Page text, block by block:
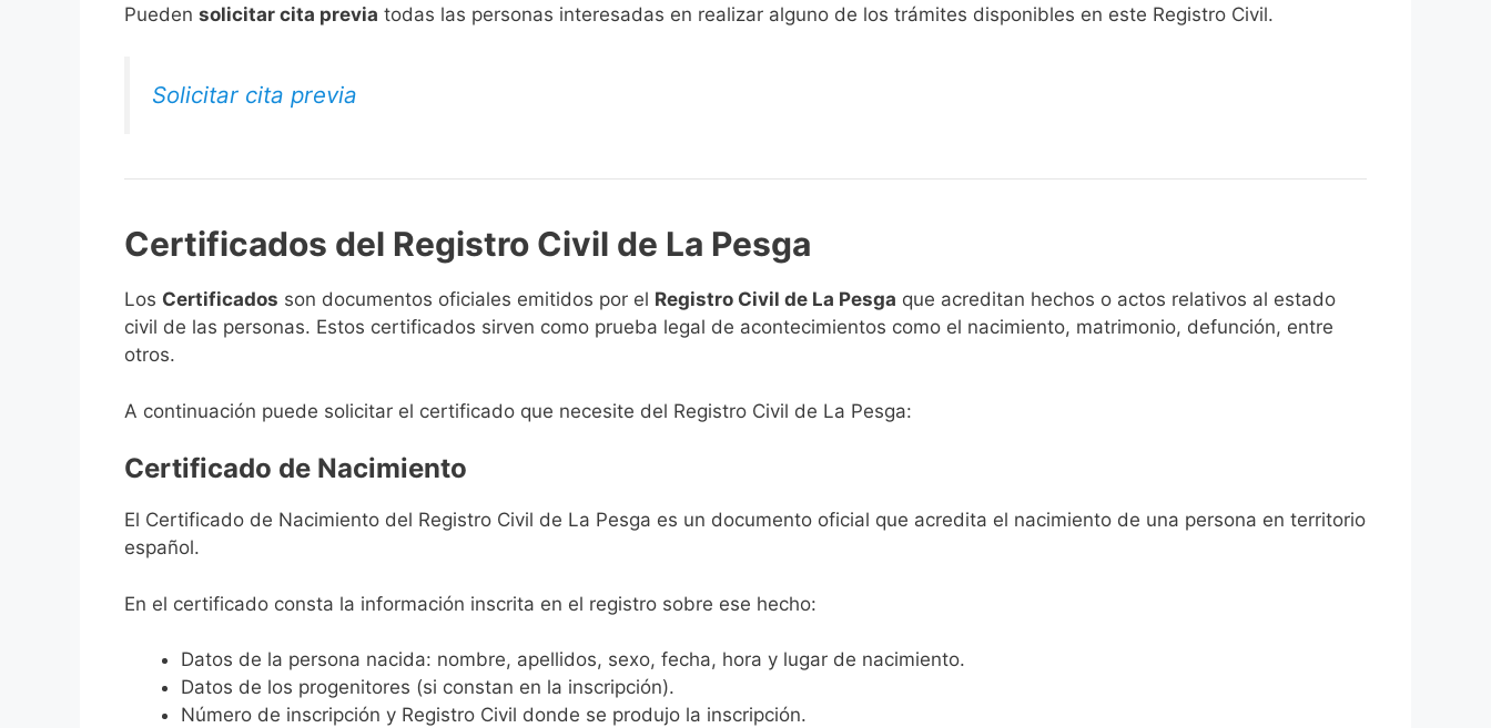
​Pueden solicitar cita previa todas las personas interesadas en realizar alguno de los trámites disponibles en este Registro Civil.​
Solicitar cita previa
Certificados del Registro Civil de La Pesga
Los Certificados son documentos oficiales emitidos por el Registro Civil de La Pesga que acreditan hechos o actos relativos al estado
civil de las personas. Estos certificados sirven como prueba legal de acontecimientos como el nacimiento, matrimonio, defunción, entre
otros.
A continuación puede solicitar el certificado que necesite del Registro Civil de La Pesga:
Certificado de Nacimiento
El Certificado de Nacimiento del Registro Civil de La Pesga es un documento oficial que acredita el nacimiento de una persona en territorio
español.
En el certificado consta la información inscrita en el registro sobre ese hecho:
Datos de la persona nacida: nombre, apellidos, sexo, fecha, hora y lugar de nacimiento.
Datos de los progenitores (si constan en la inscripción).
Número de inscripción y Registro Civil donde se produjo la inscripción.